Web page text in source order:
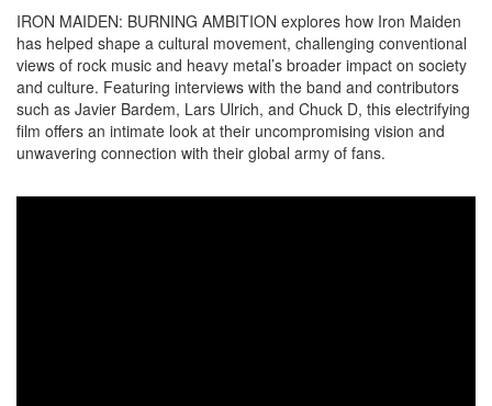
IRON MAIDEN: BURNING AMBITION explores how Iron Maiden
has helped shape a cultural movement, challenging conventional
views of rock music and heavy metal’s broader impact on society
and culture. Featuring interviews with the band and contributors
such as Javier Bardem, Lars Ulrich, and Chuck D, this electrifying
film offers an intimate look at their uncompromising vision and
unwavering connection with their global army of fans.